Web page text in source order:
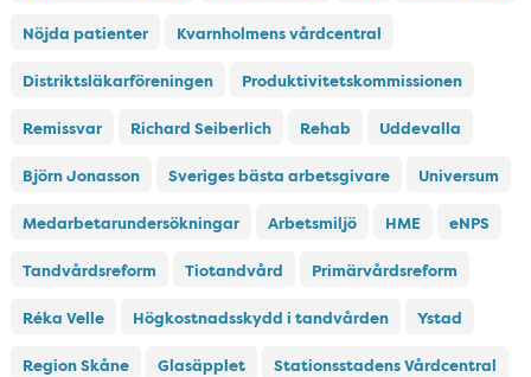
Nöjda patienter Kvarnholmens vårdcentral
Distriktsläkarföreningen Produktivitetskommissionen
Remissvar Richard Seiberlich Rehab Uddevalla
Björn Jonasson Sveriges bästa arbetsgivare Universum
Medarbetarundersökningar Arbetsmiljö HME eNPS
Tandvårdsreform Tiotandvård Primärvårdsreform
Réka Velle Högkostnadsskydd i tandvården Ystad
Region Skåne Glasäpplet Stationsstadens Vårdcentral